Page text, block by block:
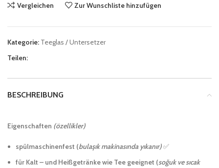
Vergleichen
Zur Wunschliste hinzufügen
Kategorie: Teeglas / Untersetzer
Teilen:
BESCHREIBUNG
Eigenschaften (özellikler)
spülmaschinenfest (bulaşık makinasında yıkanır)✅
für Kalt – und Heißgetränke wie Tee geeignet (soğuk ve sıcak